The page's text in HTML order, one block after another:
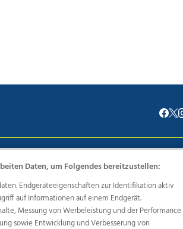
Website Ehrenkodex Politische Werbung
Daten, um Folgendes bereitzustellen:
Endgeräteeigenschaften zur Identifikation aktiv
auf Informationen auf einem Endgerät.
Messung von Werbeleistung und der Performance
sowie Entwicklung und Verbesserung von